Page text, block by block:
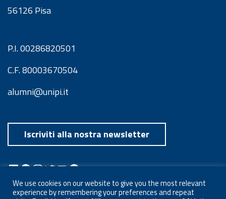
56126 Pisa
P.I. 00286820501
C.F. 80003670504
alumni@unipi.it
Iscriviti alla nostra newsletter
LinkedIn Facebook InstagramTwitter YouTube Spotify Telegram
We use cookies on our website to give you the most relevant
experience by remembering your preferences and repeat